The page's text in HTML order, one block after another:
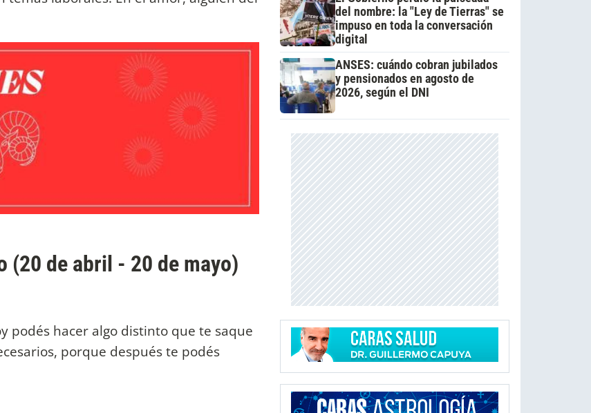
(20 de abril - 20 de mayo)
podés hacer algo distinto que te saque
porque después te podés
del nombre: la "Ley de Tierras" se
impuso en toda la conversación
digital
ANSES: cuándo cobran jubilados
y pensionados en agosto de
2026, según el DNI